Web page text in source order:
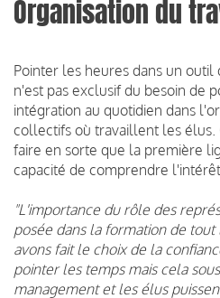
Organisation du
Pointer les heures dans un outil
n'est pas exclusif du besoin de
intégration au quotidien dans
collectifs où travaillent les
faire en sorte que la première
capacité de comprendre
"L'importance du rôle des
posée dans la formation de
avons fait le choix de la
pointer les temps mais cela
management et les élus